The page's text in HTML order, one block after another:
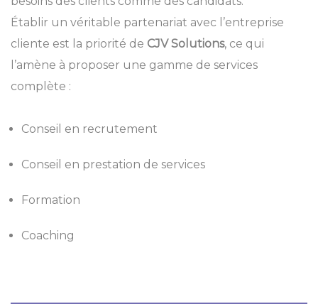
Établir un véritable partenariat avec l’entreprise
cliente est la priorité de CJV Solutions, ce qui
l’amène à proposer une gamme de services
complète :
Conseil en recrutement
Conseil en prestation de services
Formation
Coaching